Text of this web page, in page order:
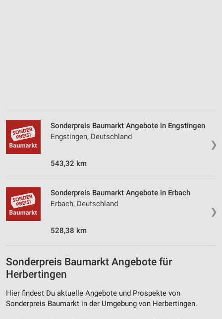
❯
Sonderpreis Baumarkt Angebote in Engstingen
Engstingen, Deutschland
543,32 km
❯
Sonderpreis Baumarkt Angebote in Erbach
Erbach, Deutschland
528,38 km
Sonderpreis Baumarkt Angebote für
Herbertingen
Hier findest Du aktuelle Angebote und Prospekte von
Sonderpreis Baumarkt in der Umgebung von Herbertingen.
Performance
Funktional